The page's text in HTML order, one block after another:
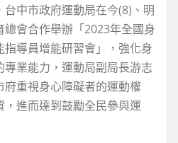
中市政府運動局在今(8)、明
總會合作舉辦「2023年全國身
導員增能研習會」，強化身
業能力，運動局副局長游志
重視身心障礙者的運動權
進而達到鼓勵全民參與運